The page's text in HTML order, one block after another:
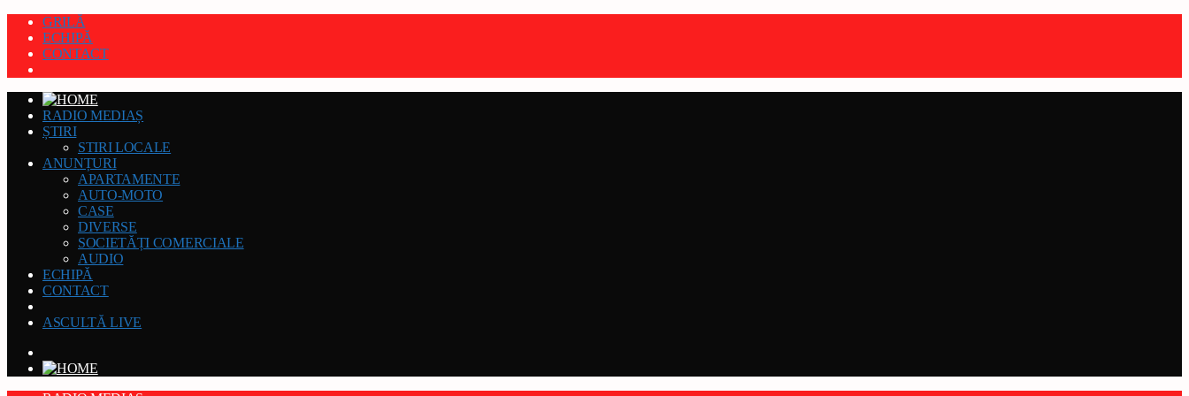
GRILĂ
ECHIPĂ
CONTACT
RADIO MEDIAȘ
ȘTIRI
STIRI LOCALE
ANUNȚURI
APARTAMENTE
AUTO-MOTO
CASE
DIVERSE
SOCIETĂȚI COMERCIALE
AUDIO
ECHIPĂ
CONTACT
ASCULTĂ LIVE